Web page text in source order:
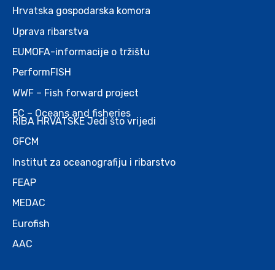
Hrvatska gospodarska komora
Uprava ribarstva
EUMOFA-informacije o tržištu
PerformFISH
WWF – Fish forward project
EC – Oceans and fisheries
RIBA HRVATSKE Jedi što vrijedi
GFCM
Institut za oceanografiju i ribarstvo
FEAP
MEDAC
Eurofish
AAC